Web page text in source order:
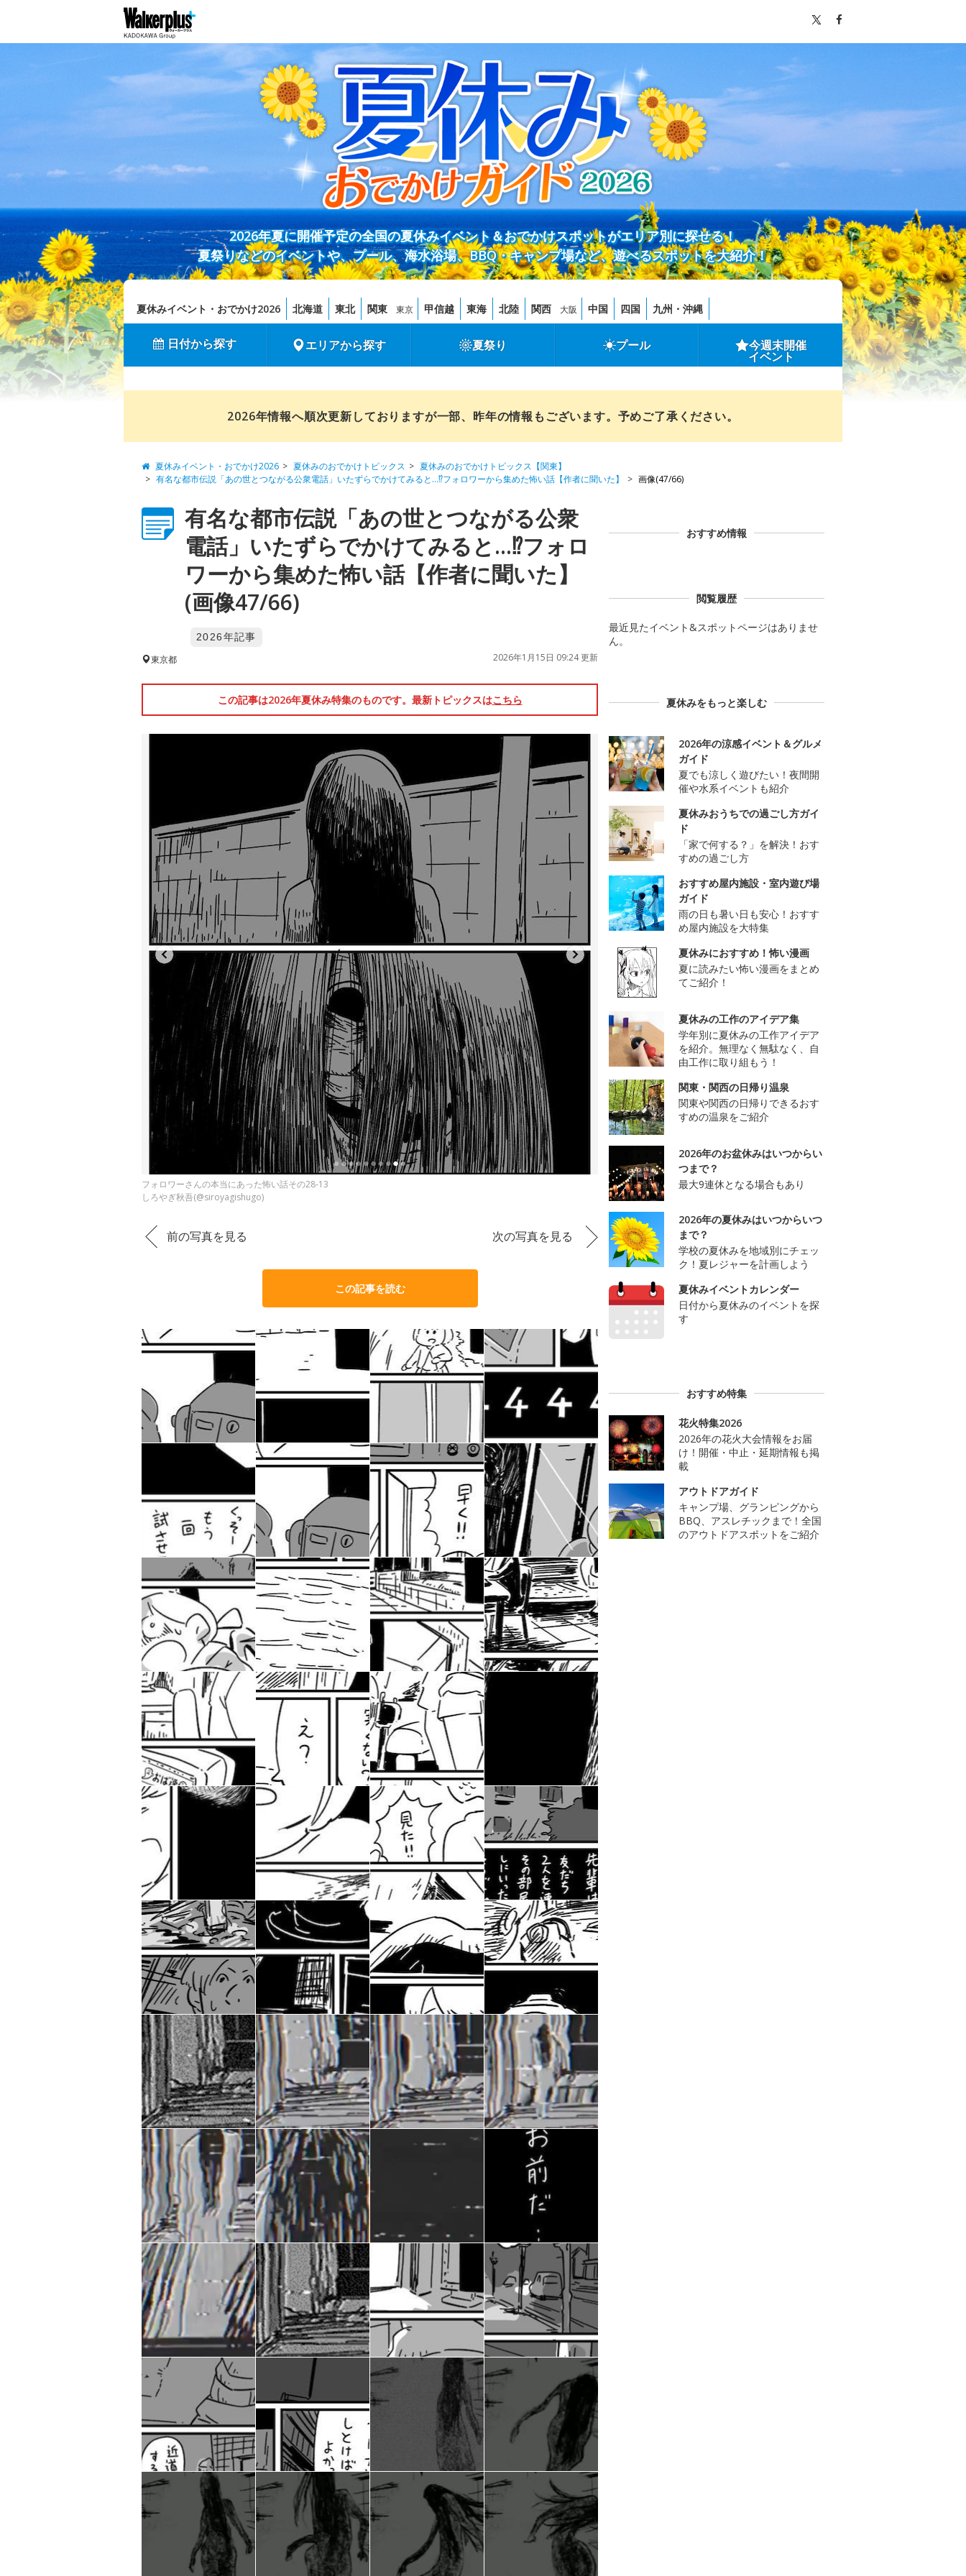
2026年夏に開催予定の全国の夏休みイベント＆おでかけスポットがエリア別に探せる！
夏祭りなどのイベントや、プール、海水浴場、BBQ・キャンプ場など、遊べるスポットを大紹介！
夏休みイベント・おでかけ2026 北海道 東北 関東 東京 甲信越 東海 北陸 関西 大阪 中国 四国 九州・沖縄
日付から探す エリアから探す 夏祭り プール 今週末開催
イベント
2026年情報へ順次更新しておりますが一部、昨年の情報もございます。予めご了承ください。
夏休みイベント・おでかけ2026 夏休みのおでかけトピックス
夏休みのおでかけトピックス【関東】
有名な都市伝説「あの世とつながる公衆電話」いたずらでかけてみると…⁉︎フォロワーから集めた怖い話【作者に聞いた】
画像(47/66)
有名な都市伝説「あの世とつながる公衆
電話」いたずらでかけてみると…⁉︎フォロ
ワーから集めた怖い話【作者に聞いた】
(画像47/66)
2026年記事
東京都 2026年1月15日 09:24 更新
この記事は2026年夏休み特集のものです。最新トピックスはこちら
フォロワーさんの本当にあった怖い話その28‐13
しろやぎ秋吾(@siroyagishugo)
前の写真を見る 次の写真を見る
この記事を読む
おすすめ情報
閲覧履歴
最近見たイベント&スポットページはありませ
ん。
夏休みをもっと楽しむ
2026年の涼感イベント＆グルメ
ガイド
夏でも涼しく遊びたい！夜間開
催や水系イベントも紹介
夏休みおうちでの過ごし方ガイ
ド
「家で何する？」を解決！おす
すめの過ごし方
おすすめ屋内施設・室内遊び場
ガイド
雨の日も暑い日も安心！おすす
め屋内施設を大特集
夏休みにおすすめ！怖い漫画
夏に読みたい怖い漫画をまとめ
てご紹介！
夏休みの工作のアイデア集
学年別に夏休みの工作アイデア
を紹介。無理なく無駄なく、自
由工作に取り組もう！
関東・関西の日帰り温泉
関東や関西の日帰りできるおす
すめの温泉をご紹介
2026年のお盆休みはいつからい
つまで？
最大9連休となる場合もあり
2026年の夏休みはいつからいつ
まで？
学校の夏休みを地域別にチェッ
ク！夏レジャーを計画しよう
夏休みイベントカレンダー
日付から夏休みのイベントを探
す
おすすめ特集
花火特集2026
2026年の花火大会情報をお届
け！開催・中止・延期情報も掲
載
アウトドアガイド
キャンプ場、グランピングから
BBQ、アスレチックまで！全国
のアウトドアスポットをご紹介